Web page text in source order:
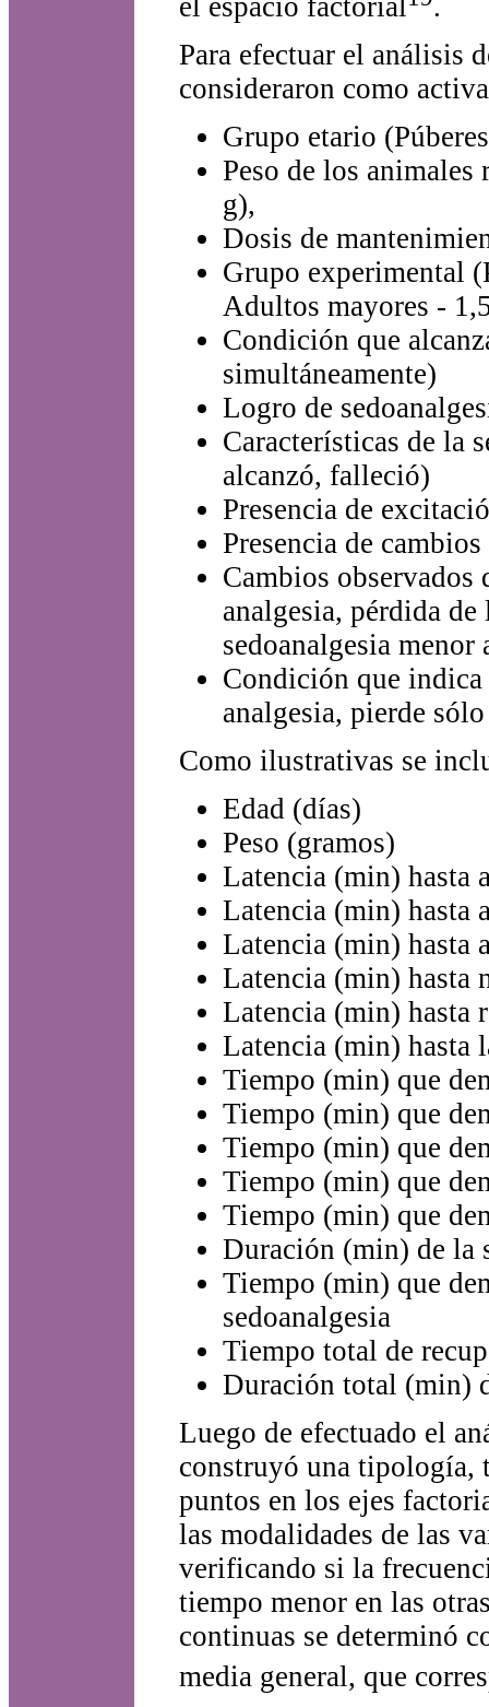
Para efectuar el análisis
consideraron como
Grupo etario
Peso de los
g),
Dosis de
Grupo experimental
Adultos mayores -
Condición que
simultáneamente)
Logro de
Características de la
alcanzó, falleció)
Presencia de
Presencia de
Cambios observados
analgesia, pérdida
sedoanalgesia menor
Condición que
analgesia, pierde
Como ilustrativas se
Edad (días)
Peso (gramos)
Latencia (min) hasta
Latencia (min) hasta
Latencia (min) hasta
Latencia (min) hasta
Latencia (min) hasta
Latencia (min) hasta
Tiempo (min) que
Tiempo (min) que
Tiempo (min) que
Tiempo (min) que
Tiempo (min) que
Duración (min) de la
Tiempo (min) que
sedoanalgesia
Tiempo total de
Duración total (min)
Luego de efectuado el
construyó una tipología,
puntos en los ejes
las modalidades de las
verificando si la
tiempo menor en las
continuas se determinó
media general, que